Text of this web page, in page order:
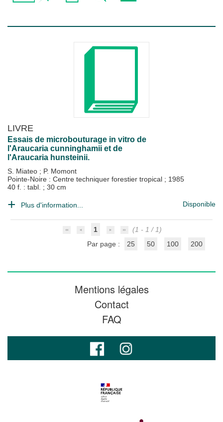
LIVRE
Essais de microbouturage in vitro de
l'Araucaria cunninghamii et de
l'Araucaria hunsteinii.
S. Miateo ; P. Momont
Pointe-Noire : Centre techniquer forestier tropical ; 1985
40 f. : tabl. ; 30 cm
Plus d'information... Disponible
1
(1 - 1 / 1)
Par page :
25 50 100 200
Mentions légales
Contact
FAQ